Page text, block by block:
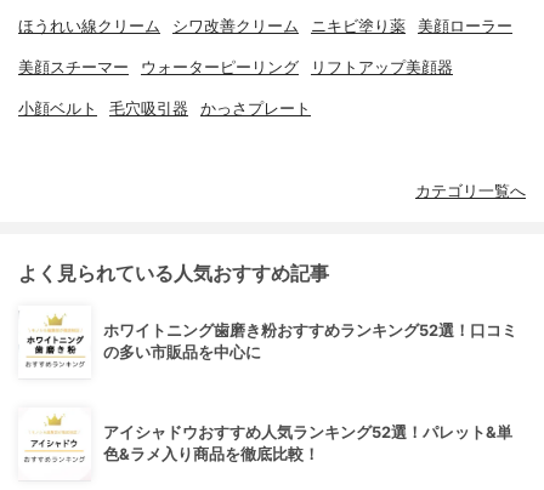
ほうれい線クリーム シワ改善クリーム ニキビ塗り薬 美顔ローラー
美顔スチーマー ウォーターピーリング リフトアップ美顔器
小顔ベルト 毛穴吸引器 かっさプレート
カテゴリ一覧へ
よく見られている人気おすすめ記事
ホワイトニング歯磨き粉おすすめランキング52選！口コミ
の多い市販品を中心に
アイシャドウおすすめ人気ランキング52選！パレット&単
色&ラメ入り商品を徹底比較！